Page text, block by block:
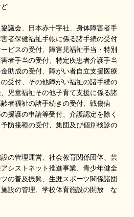
議会、日本赤十字社、身体障害者手
者保健福祉手帳に係る諸手続の受付
ビスの受付、障害児福祉手当・特別
者手当の受付、特定疾患者介護手当
助成の受付、障がい者自立支援医療
の受付、その他障がい福祉の諸手続の
児童福祉その他子育て支援に係る諸
者福祉の諸手続きの受付、戦傷病
援護の申請等受付、介護認定を除く
防接種の受付、集団及び個別検診の
の管理運営、社会教育関係団体、芸
シストネット推進事業、青少年健全
の普及振興、生涯スポーツ関係諸団
設の管理、学校体育施設の開放 な